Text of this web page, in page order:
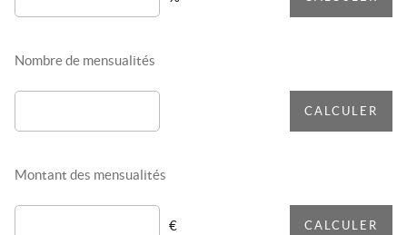
Nombre de mensualités
CALCULER
Montant des mensualités
€ CALCULER